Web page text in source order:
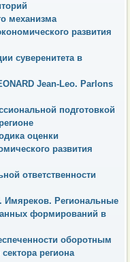
механизма
развития
суверенитета в
Jean-Leo. Parlons
подготовкой
оценки
развития
ответственности
Региональные
формирований в
оборотным
региона